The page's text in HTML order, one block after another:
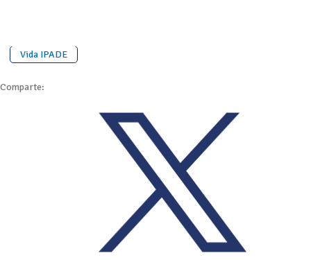
Vida IPADE
Comparte: